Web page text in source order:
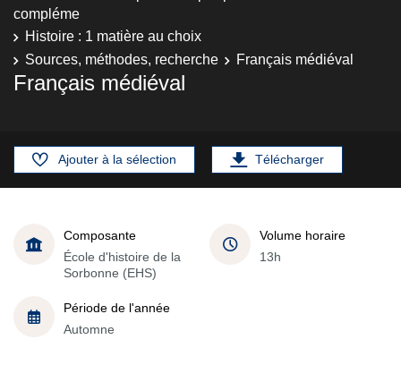
compléme
Histoire : 1 matière au choix
Sources, méthodes, recherche
Français médiéval
Français médiéval
Ajouter à la sélection Télécharger
Composante
École d'histoire de la
Sorbonne (EHS)
Volume horaire
13h
Période de l'année
Automne